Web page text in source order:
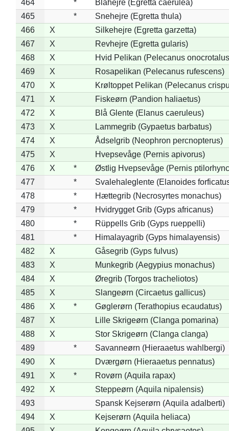
464
*
Blåhejre (Egretta caerulea)
465
*
Snehejre (Egretta thula)
466
X
Silkehejre (Egretta garzetta)
467
X
Revhejre (Egretta gularis)
468
X
Hvid Pelikan (Pelecanus
469
X
Rosapelikan (Pelecanus rufescens)
470
X
Krøltoppet Pelikan (Pelecanus
471
X
Fiskeørn (Pandion haliaetus)
472
X
Blå Glente (Elanus caeruleus)
473
X
Lammegrib (Gypaetus barbatus)
474
X
Ådselgrib (Neophron percnopterus)
475
X
Hvepsevåge (Pernis apivorus)
476
X *
Østlig Hvepsevåge (Pernis
477
*
Svalehaleglente (Elanoides
478
*
Hættegrib (Necrosyrtes monachus)
479
*
Hvidrygget Grib (Gyps africanus)
480
*
Rüppells Grib (Gyps rueppelli)
481
*
Himalayagrib (Gyps himalayensis)
482
X
Gåsegrib (Gyps fulvus)
483
X
Munkegrib (Aegypius monachus)
484
X
Øregrib (Torgos tracheliotos)
485
X
Slangeørn (Circaetus gallicus)
486
X *
Gøglerørn (Terathopius ecaudatus)
487
X
Lille Skrigeørn (Clanga pomarina)
488
X
Stor Skrigeørn (Clanga clanga)
489
*
Savanneørn (Hieraaetus wahlbergi)
490
X
Dværgørn (Hieraaetus pennatus)
491
X *
Rovørn (Aquila rapax)
492
X
Steppeørn (Aquila nipalensis)
493
Spansk Kejserørn (Aquila adalberti)
494
X
Kejserørn (Aquila heliaca)